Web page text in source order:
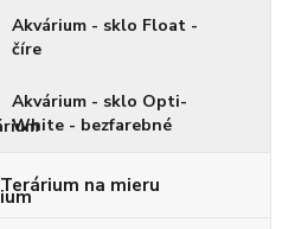
Akvárium - sklo Float -
číre
Akvárium - sklo Opti-
White - bezfarebné
Terárium na mieru